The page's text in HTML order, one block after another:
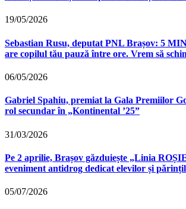
19/05/2026
Sebastian Rusu, deputat PNL Brașov: 5
are copilul tău pauză între ore. Vrem să
06/05/2026
Gabriel Spahiu, premiat la Gala Premiilor
rol secundar în „Kontinental ’25”
31/03/2026
Pe 2 aprilie, Brașov găzduiește „Linia
eveniment antidrog dedicat elevilor și
05/07/2026